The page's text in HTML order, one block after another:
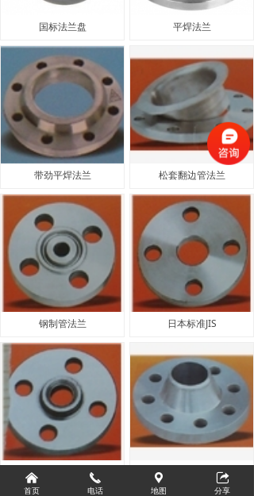
国标法兰盘 平焊法兰
带劲平焊法兰 松套翻边管法兰
钢制管法兰 日本标准JIS
带颈平焊钢制管法兰 316对焊法兰
낀
首页
끅
电话
끇
地图
뀅
分享